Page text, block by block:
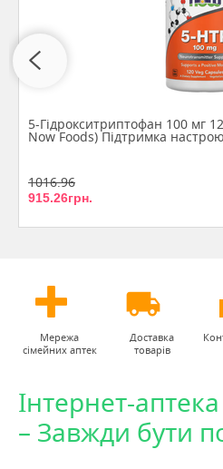
5-Гідрокситриптофан 100 мг
Now Foods) Підтримка
1016.96
915.26грн.
Мережа
сімейних аптек
Доставка
товарів
Інтернет-
– Завжди бути